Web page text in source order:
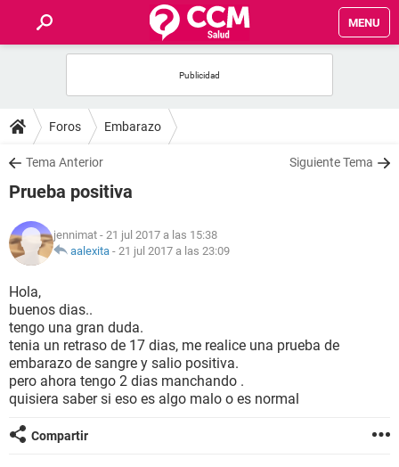
MENU
FOROS
SALUD
NUTRICIÓN
BIENESTAR
SEXUALIDAD
GLOSARIO
Foros Embarazo
Tema Anterior Siguiente Tema
Prueba positiva
jennimat - 21 jul 2017 a las 15:38
aalexita - 21 jul 2017 a las 23:09
Hola,
buenos dias..
tengo una gran duda.
tenia un retraso de 17 dias, me realice una prueba de
embarazo de sangre y salio positiva.
pero ahora tengo 2 dias manchando .
quisiera saber si eso es algo malo o es normal
Compartir